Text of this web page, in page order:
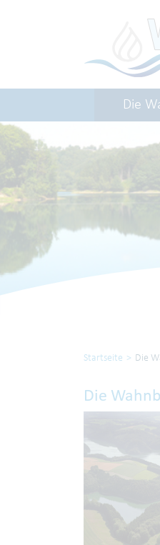
Die
Startseite Die
Die